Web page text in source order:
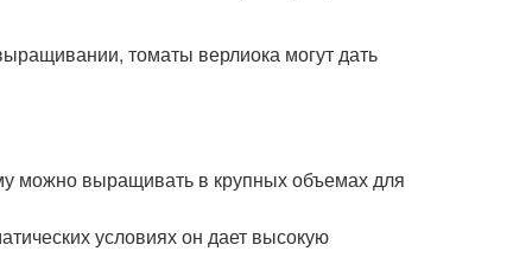
томаты верлиока могут дать
можно выращивать в крупных объемах для
условиях он дает высокую